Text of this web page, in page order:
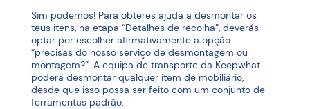
Sim podemos! Para obteres ajuda a desmontar os
teus itens, na etapa “Detalhes de recolha”, deverás
optar por escolher afirmativamente a opção
“precisas do nosso serviço de desmontagem ou
montagem?”. A equipa de transporte da Keepwhat
poderá desmontar qualquer item de mobiliário,
desde que isso possa ser feito com um conjunto de
ferramentas padrão.